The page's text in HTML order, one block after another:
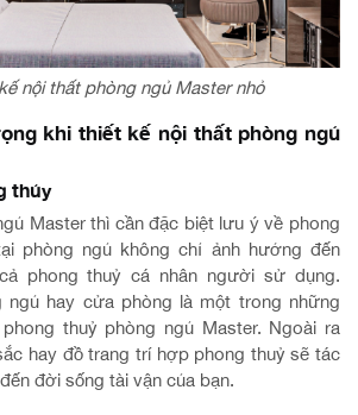
nội thất phòng ngủ Master nhỏ
khi thiết kế nội thất phòng ngủ
thủy
Master thì cần đặc biệt lưu ý về phong
phòng ngủ không chỉ ảnh hưởng đến
phong thuỷ cá nhân người sử dụng.
ngủ hay cửa phòng là một trong những
thuỷ phòng ngủ Master. Ngoài ra
hay đồ trang trí hợp phong thuỷ sẽ tác
đời sống tài vận của bạn.